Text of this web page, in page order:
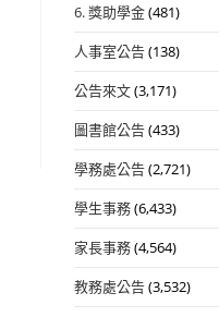
6. 獎助學金(481)
人事室公告(138)
公告來文(3,171)
圖書館公告(433)
學務處公告(2,721)
學生事務(6,433)
家長事務(4,564)
教務處公告(3,532)